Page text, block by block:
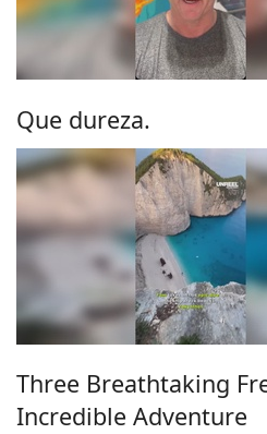
Que dureza.
Three Breathtaking
Incredible Adventure